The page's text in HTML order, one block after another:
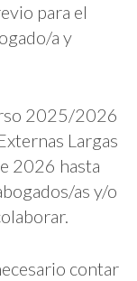
para el
a y
2025/2026
Largas
2026 hasta
as y/o
contar